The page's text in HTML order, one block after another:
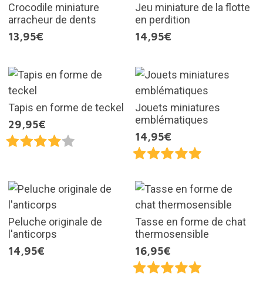
Crocodile miniature
arracheur de dents
13,95€
Jeu miniature de la flotte
en perdition
14,95€
Tapis en forme de teckel
29,95€
Jouets miniatures
emblématiques
14,95€
Peluche originale de
l'anticorps
14,95€
Tasse en forme de chat
thermosensible
16,95€